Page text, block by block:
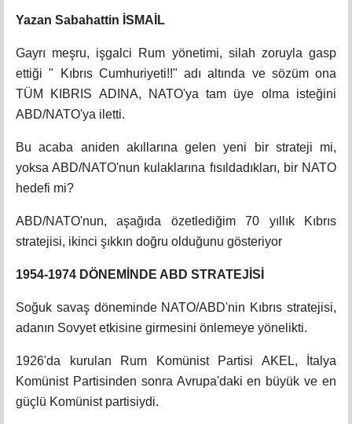
Yazan Sabahattin İSMAİL
Gayrı meşru, işgalci Rum yönetimi, silah zoruyla gasp
ettiği " Kıbrıs Cumhuriyeti!!" adı altında ve sözüm ona
TÜM KIBRIS ADINA, NATO'ya tam üye olma isteğini
ABD/NATO'ya iletti.
Bu acaba aniden akıllarına gelen yeni bir strateji mi,
yoksa ABD/NATO'nun kulaklarına fısıldadıkları, bir NATO
hedefi mi?
ABD/NATO'nun, aşağıda özetlediğim 70 yıllık Kıbrıs
stratejisi, ikinci şıkkın doğru olduğunu gösteriyor
1954-1974 DÖNEMİNDE ABD STRATEJİSİ
Soğuk savaş döneminde NATO/ABD'nin Kıbrıs stratejisi,
adanın Sovyet etkisine girmesini önlemeye yönelikti.
1926'da kurulan Rum Komünist Partisi AKEL, İtalya
Komünist Partisinden sonra Avrupa'daki en büyük ve en
güçlü Komünist partisiydi.